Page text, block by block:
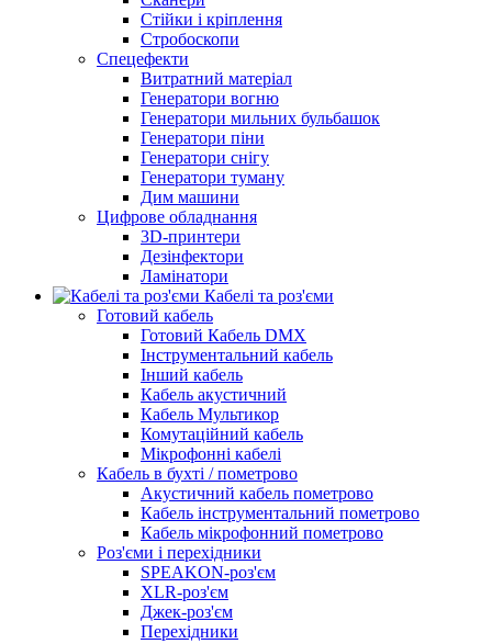
Стійки і кріплення
Стробоскопи
Спецефекти
Витратний матеріал
Генератори вогню
Генератори мильних бульбашок
Генератори піни
Генератори снігу
Генератори туману
Дим машини
Цифрове обладнання
3D-принтери
Дезінфектори
Ламінатори
Кабелі та роз'єми
Готовий кабель
Готовий Кабель DMX
Інструментальний кабель
Інший кабель
Кабель акустичний
Кабель Мультикор
Комутаційний кабель
Мікрофонні кабелі
Кабель в бухті / пометрово
Акустичний кабель пометрово
Кабель інструментальний пометрово
Кабель мікрофонний пометрово
Роз'єми і перехідники
SPEAKON-роз'єм
XLR-роз'єм
Джек-роз'єм
Перехідники